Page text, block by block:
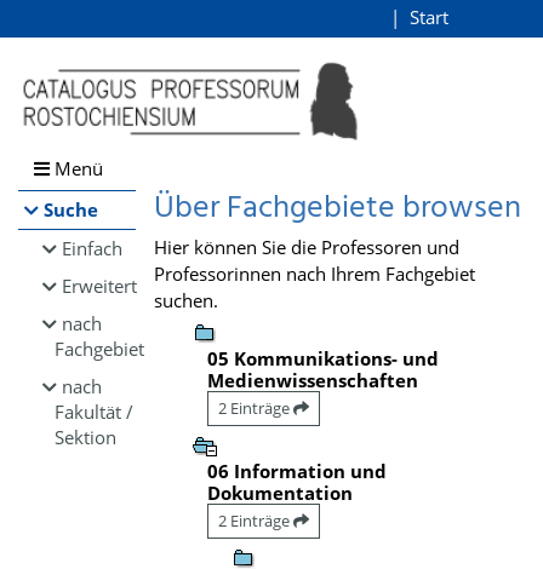
Browsen
direkt zum Inhalt
Start
Menü
Suche
Einfach
Erweitert
nach
Fachgebiet
nach
Fakultät /
Sektion
Über Fachgebiete browsen
Hier können Sie die Professoren und
Professorinnen nach Ihrem Fachgebiet
suchen.
05 Kommunikations- und
Medienwissenschaften
2 Einträge
06 Information und
Dokumentation
2 Einträge